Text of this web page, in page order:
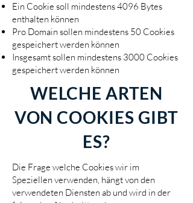
Ein Cookie soll mindestens 4096 Bytes
enthalten können
Pro Domain sollen mindestens 50 Cookies
gespeichert werden können
Insgesamt sollen mindestens 3000 Cookies
gespeichert werden können
WELCHE ARTEN
VON COOKIES GIBT
ES?
Die Frage welche Cookies wir im
Speziellen verwenden, hängt von den
verwendeten Diensten ab und wird in der